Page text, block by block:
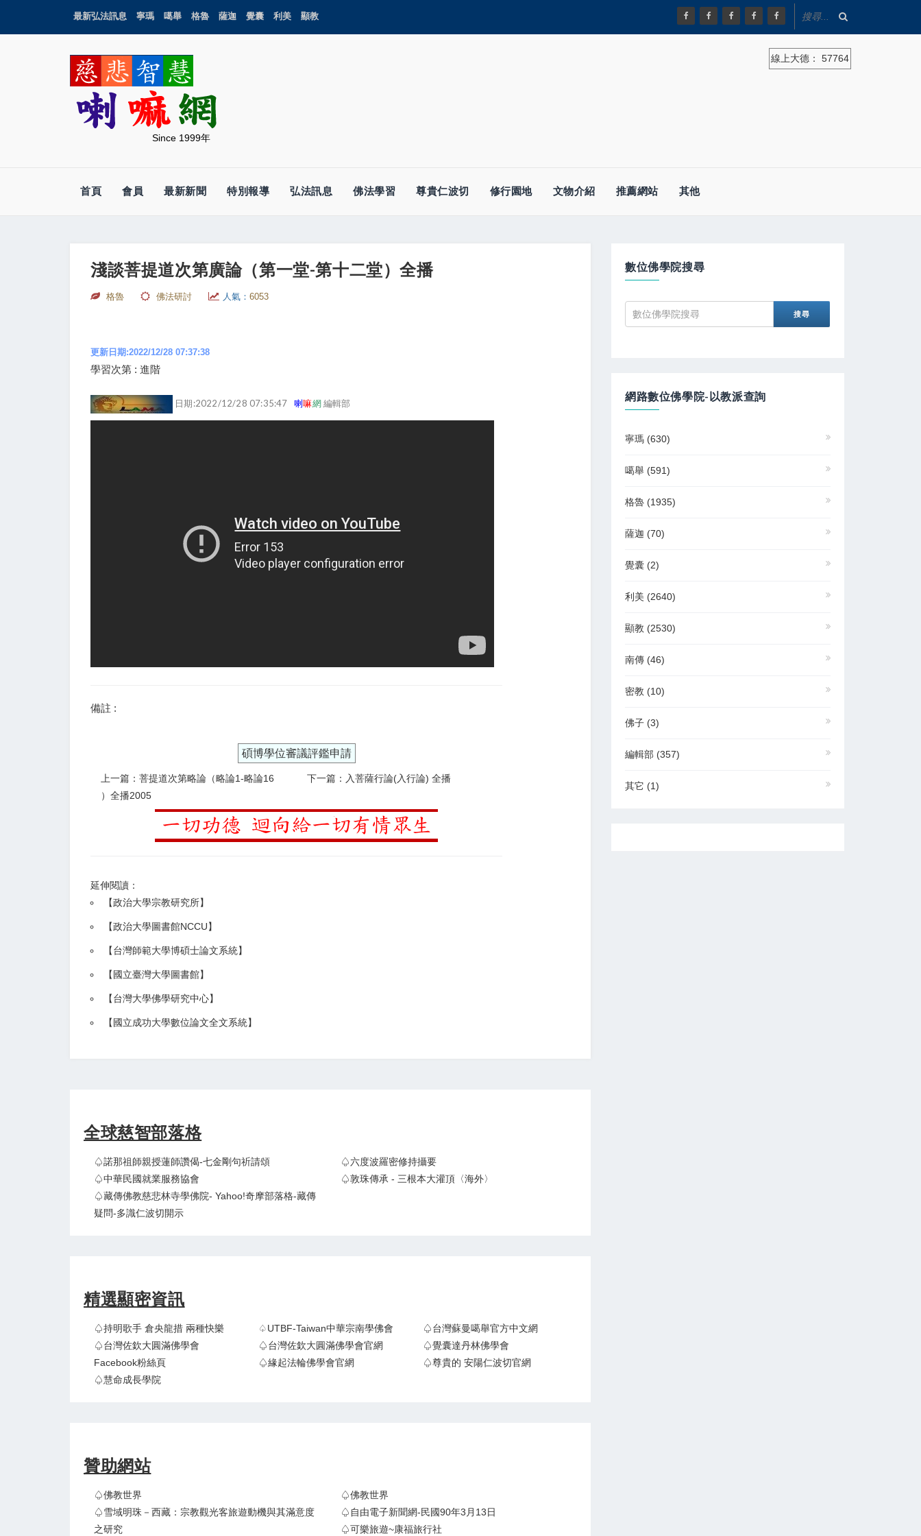
最新弘法訊息 寧瑪 噶舉 格魯 薩迦 覺囊 利美 顯教
Since 1999年
線上大德： 57764
首頁 會員 最新新聞 特別報導 弘法訊息 佛法學習 尊貴仁波切 修行園地 文物介紹 推薦網站 其他
淺談菩提道次第廣論（第一堂-第十二堂）全播
格魯 佛法研討 人氣： 6053
更新日期:2022/12/28 07:37:38
學習次第 : 進階
日期:2022/12/28 07:35:47喇嘛網編輯部
備註 :
碩博學位審議評鑑申請
上一篇：菩提道次第略論（略論1-略論16
）全播2005
下一篇：入菩薩行論(入行論) 全播
延伸閱讀：
【政治大學宗教研究所】
【政治大學圖書館NCCU】
【台灣師範大學博碩士論文系統】
【 國立臺灣大學圖書館】
【台灣大學佛學研究中心】
【 國立成功大學數位論文全文系統】
全球慈智部落格
♤諾那祖師親授蓮師讚偈-七金剛句祈請頌
♤六度波羅密修持攝要
♤中華民國就業服務協會
♤敦珠傳承 - 三根本大灌頂〈海外〉
♤藏傳佛教慈悲林寺學佛院- Yahoo!奇摩部落格-藏傳
疑問-多識仁波切開示
精選顯密資訊
♤持明歌手 倉央龍措 兩種快樂 ♤UTBF-Taiwan中華宗南學佛會
♤台灣蘇曼噶舉官方中文網
♤台灣佐欽大圓滿佛學會
Facebook粉絲頁
♤台灣佐欽大圓滿佛學會官網
♤覺囊達丹林佛學會
♤緣起法輪佛學會官網
♤尊貴的 安陽仁波切官網
♤慧命成長學院
贊助網站
♤佛教世界
♤佛教世界
♤雪域明珠－西藏：宗教觀光客旅遊動機與其滿意度
之研究
♤自由電子新聞網-民國90年3月13日
♤可樂旅遊~康福旅行社
數位佛學院搜尋
網路數位佛學院-以教派查詢
寧瑪 (630)
噶舉 (591)
格魯 (1935)
薩迦 (70)
覺囊 (2)
利美 (2640)
顯教 (2530)
南傳 (46)
密教 (10)
佛子 (3)
編輯部 (357)
其它 (1)